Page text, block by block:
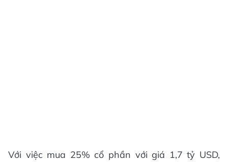
Với việc mua 25% cổ phần với giá 1,7 tỷ USD,